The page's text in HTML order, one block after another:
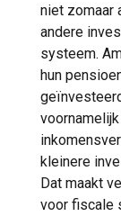
niet zomaar
andere
systeem.
hun
kleinere
Dat maakt
voor fiscale